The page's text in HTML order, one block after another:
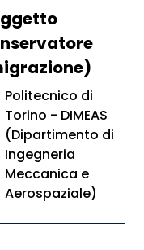
Politecnico di
Torino - DIMEAS
(Dipartimento di
Ingegneria
Meccanica e
Aerospaziale)